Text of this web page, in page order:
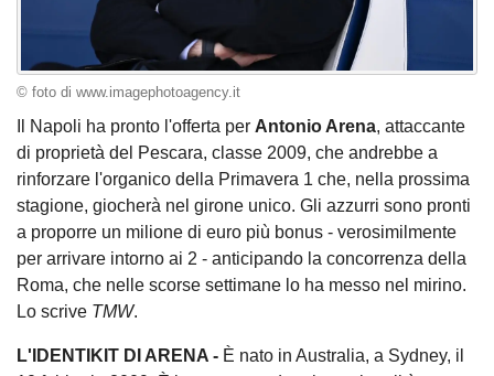
© foto di www.imagephotoagency.it
Il Napoli ha pronto l'offerta per Antonio Arena, attaccante
di proprietà del Pescara, classe 2009, che andrebbe a
rinforzare l'organico della Primavera 1 che, nella prossima
stagione, giocherà nel girone unico. Gli azzurri sono pronti
a proporre un milione di euro più bonus - verosimilmente
per arrivare intorno ai 2 - anticipando la concorrenza della
Roma, che nelle scorse settimane lo ha messo nel mirino.
Lo scrive TMW.
L'IDENTIKIT DI ARENA - È nato in Australia, a Sydney, il